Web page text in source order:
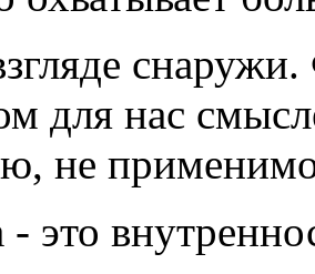
для нас
не
это